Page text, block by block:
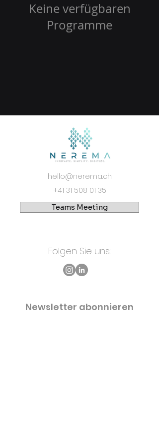
Keine verfügbaren
Programme
hello@nerema.ch
+41 31 508 01 35
Teams Meeting
Folgen Sie uns:
Newsletter abonnieren